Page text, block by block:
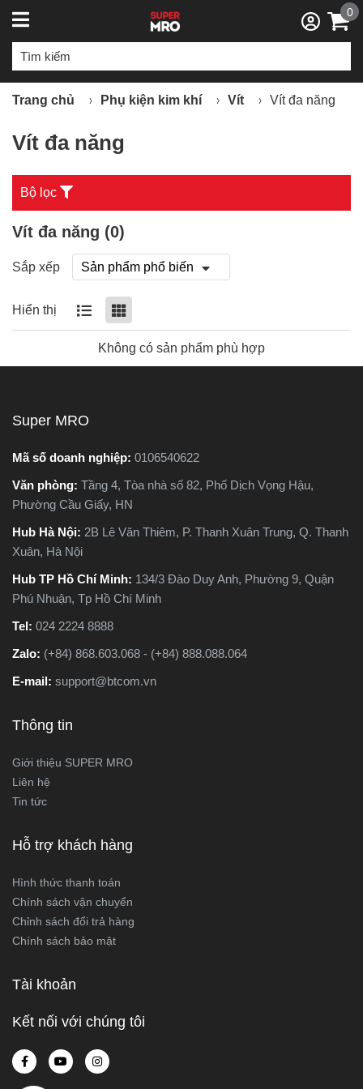
0
Trang chủ Phụ kiện kim khí Vít Vít đa năng
Vít đa năng
Bộ lọc
Vít đa năng (0)
Sắp xếp
Hiển thị
Không có sản phẩm phù hợp
Super MRO
Mã số doanh nghiệp: 0106540622
Văn phòng: Tầng 4, Tòa nhà số 82, Phố Dịch Vọng Hậu,
Phường Cầu Giấy, HN
Hub Hà Nội: 2B Lê Văn Thiêm, P. Thanh Xuân Trung, Q. Thanh
Xuân, Hà Nội
Hub TP Hồ Chí Minh: 134/3 Đào Duy Anh, Phường 9, Quận
Phú Nhuận, Tp Hồ Chí Minh
Tel: 024 2224 8888
Zalo: (+84) 868.603.068 - (+84) 888.088.064
E-mail: support@btcom.vn
Thông tin
Giới thiệu SUPER MRO
Liên hệ
Tin tức
Hỗ trợ khách hàng
Hình thức thanh toán
Chính sách vận chuyển
Chỉnh sách đổi trả hàng
Chính sách bảo mật
Tài khoản
Kết nối với chúng tôi